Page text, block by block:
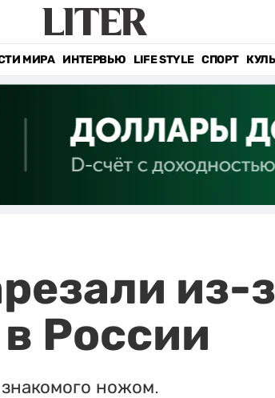
МИРА ИНТЕРВЬЮ LIFE STYLE СПОРТ
из-
России
ножом.